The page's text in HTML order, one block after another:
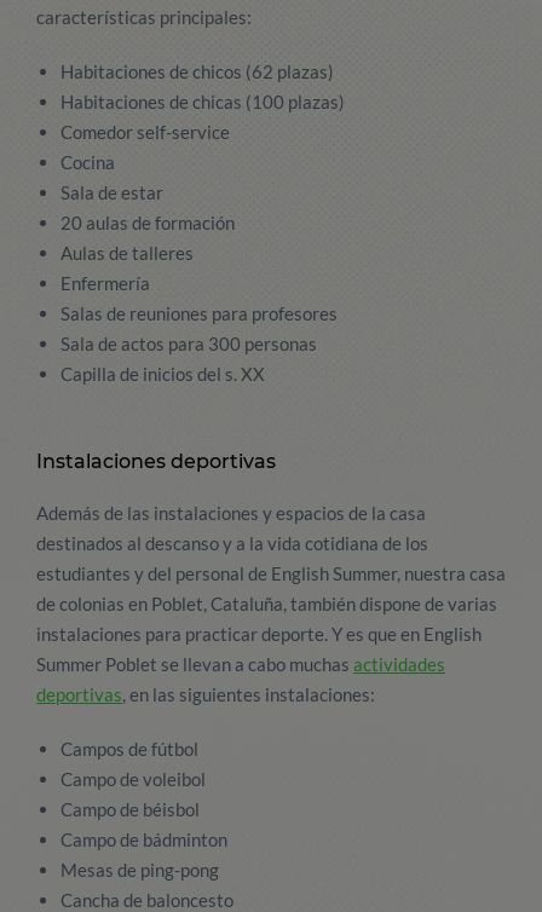
características principales:
Habitaciones de chicos (62 plazas)
Habitaciones de chicas (100 plazas)
Comedor self-service
Cocina
Sala de estar
20 aulas de formación
Aulas de talleres
Enfermería
Salas de reuniones para profesores
Sala de actos para 300 personas
Capilla de inicios del s. XX
Instalaciones deportivas
Además de las instalaciones y espacios de la casa
destinados al descanso y a la vida cotidiana de los
estudiantes y del personal de English Summer, nuestra casa
de colonias en Poblet, Cataluña, también dispone de varias
instalaciones para practicar deporte. Y es que en English
Summer Poblet se llevan a cabo muchas actividades
deportivas, en las siguientes instalaciones:
Campos de fútbol
Campo de voleibol
Campo de béisbol
Campo de bádminton
Mesas de ping-pong
Cancha de baloncesto